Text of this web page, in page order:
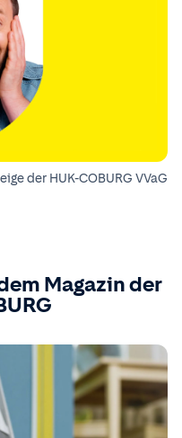
der HUK-COBURG VVaG
Magazin der